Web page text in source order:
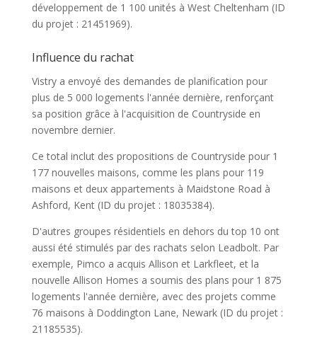
développement de 1 100 unités à West Cheltenham (ID
du projet : 21451969).
Influence du rachat
Vistry a envoyé des demandes de planification pour
plus de 5 000 logements l'année dernière, renforçant
sa position grâce à l'acquisition de Countryside en
novembre dernier.
Ce total inclut des propositions de Countryside pour 1
177 nouvelles maisons, comme les plans pour 119
maisons et deux appartements à Maidstone Road à
Ashford, Kent (ID du projet : 18035384).
D'autres groupes résidentiels en dehors du top 10 ont
aussi été stimulés par des rachats selon Leadbolt. Par
exemple, Pimco a acquis Allison et Larkfleet, et la
nouvelle Allison Homes a soumis des plans pour 1 875
logements l'année dernière, avec des projets comme
76 maisons à Doddington Lane, Newark (ID du projet :
21185535).